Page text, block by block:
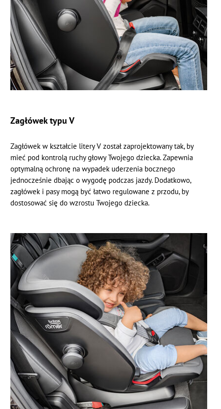
Zagłówek typu V
Zagłówek w kształcie litery V został zaprojektowany tak, by
mieć pod kontrolą ruchy głowy Twojego dziecka. Zapewnia
optymalną ochronę na wypadek uderzenia bocznego
jednocześnie dbając o wygodę podczas jazdy. Dodatkowo,
zagłówek i pasy mogą być łatwo regulowane z przodu, by
dostosować się do wzrostu Twojego dziecka.